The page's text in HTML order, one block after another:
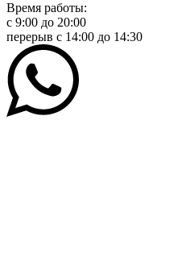
Время работы:
с 9:00 до 20:00
перерыв c 14:00 до 14:30